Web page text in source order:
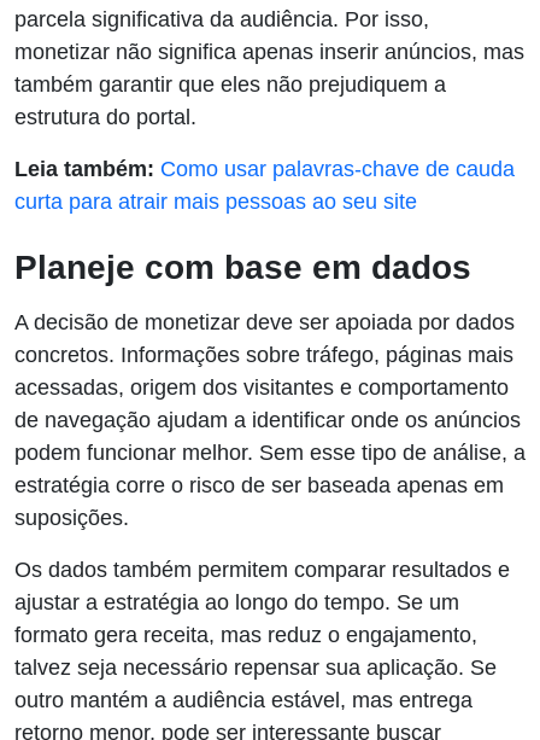
parcela significativa da audiência. Por isso,
monetizar não significa apenas inserir anúncios, mas
também garantir que eles não prejudiquem a
estrutura do portal.
Leia também: Como usar palavras-chave de cauda
curta para atrair mais pessoas ao seu site
Planeje com base em dados
A decisão de monetizar deve ser apoiada por dados
concretos. Informações sobre tráfego, páginas mais
acessadas, origem dos visitantes e comportamento
de navegação ajudam a identificar onde os anúncios
podem funcionar melhor. Sem esse tipo de análise, a
estratégia corre o risco de ser baseada apenas em
suposições.
Os dados também permitem comparar resultados e
ajustar a estratégia ao longo do tempo. Se um
formato gera receita, mas reduz o engajamento,
talvez seja necessário repensar sua aplicação. Se
outro mantém a audiência estável, mas entrega
retorno menor, pode ser interessante buscar